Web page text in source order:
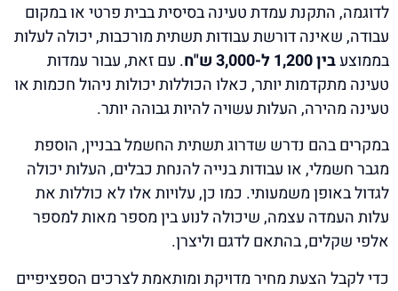
לדוגמה, התקנת עמדת טעינה בסיסית בבית פרטי או במקום
עבודה, שאינה דורשת עבודות תשתית מורכבות, יכולה לעלות
בממוצעבין 1,200 ל-3,000 ש"ח
. עם זאת, עבור עמדות
טעינה מתקדמות יותר, כאלו הכוללות יכולות ניהול חכמות או
טעינה מהירה, העלות עשויה להיות גבוהה יותר.
במקרים בהם נדרש שדרוג תשתית החשמל בבניין, הוספת
מגבר חשמלי, או עבודות בנייה להנחת כבלים, העלות יכולה
לגדול באופן משמעותי. כמו כן, עלויות אלו לא כוללות את
עלות העמדה עצמה, שיכולה לנוע בין מספר מאות למספר
אלפי שקלים, בהתאם לדגם וליצרן.
כדי לקבל הצעת מחיר מדויקת ומותאמת לצרכים הספציפיים